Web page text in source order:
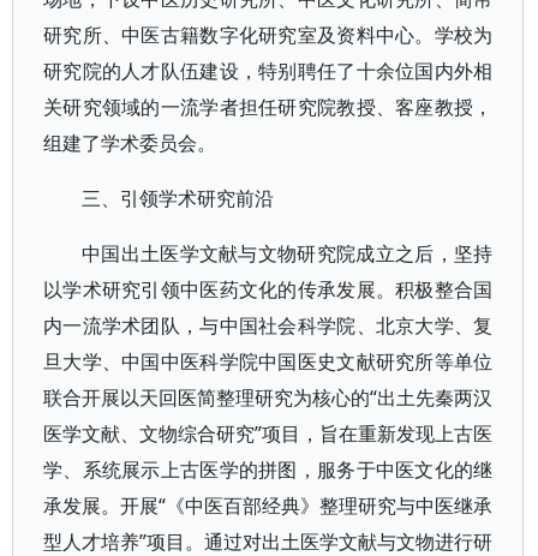
研究所、中医古籍数字化研究室及资料中心。学校为
研究院的人才队伍建设，特别聘任了十余位国内外相
关研究领域的一流学者担任研究院教授、客座教授，
组建了学术委员会。
三、引领学术研究前沿
中国出土医学文献与文物研究院成立之后，坚持
以学术研究引领中医药文化的传承发展。积极整合国
内一流学术团队，与中国社会科学院、北京大学、复
旦大学、中国中医科学院中国医史文献研究所等单位
联合开展以天回医简整理研究为核心的“出土先秦两汉
医学文献、文物综合研究”项目，旨在重新发现上古医
学、系统展示上古医学的拼图，服务于中医文化的继
承发展。开展“《中医百部经典》整理研究与中医继承
型人才培养”项目。通过对出土医学文献与文物进行研